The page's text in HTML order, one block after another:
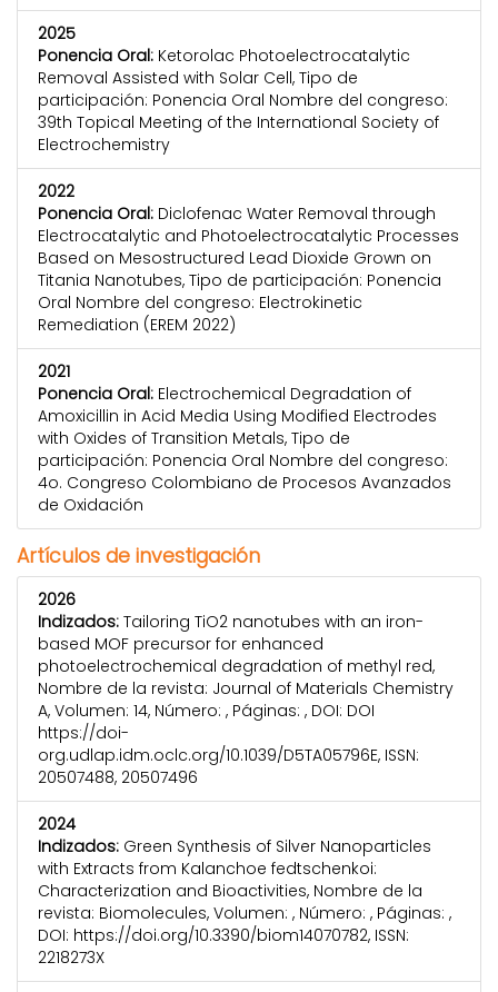
2025
Ponencia Oral: Ketorolac Photoelectrocatalytic
Removal Assisted with Solar Cell, Tipo de
participación: Ponencia Oral Nombre del congreso:
39th Topical Meeting of the International Society of
Electrochemistry
2022
Ponencia Oral: Diclofenac Water Removal through
Electrocatalytic and Photoelectrocatalytic Processes
Based on Mesostructured Lead Dioxide Grown on
Titania Nanotubes, Tipo de participación: Ponencia
Oral Nombre del congreso: Electrokinetic
Remediation (EREM 2022)
2021
Ponencia Oral: Electrochemical Degradation of
Amoxicillin in Acid Media Using Modified Electrodes
with Oxides of Transition Metals, Tipo de
participación: Ponencia Oral Nombre del congreso:
4o. Congreso Colombiano de Procesos Avanzados
de Oxidación
Artículos de investigación
2026
Indizados: Tailoring TiO2 nanotubes with an iron-
based MOF precursor for enhanced
photoelectrochemical degradation of methyl red,
Nombre de la revista: Journal of Materials Chemistry
A, Volumen: 14, Número: , Páginas: , DOI: DOI
https://doi-
org.udlap.idm.oclc.org/10.1039/D5TA05796E, ISSN:
20507488, 20507496
2024
Indizados: Green Synthesis of Silver Nanoparticles
with Extracts from Kalanchoe fedtschenkoi:
Characterization and Bioactivities, Nombre de la
revista: Biomolecules, Volumen: , Número: , Páginas: ,
DOI: https://doi.org/10.3390/biom14070782, ISSN:
2218273X